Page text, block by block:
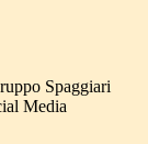
Spaggiari
Media